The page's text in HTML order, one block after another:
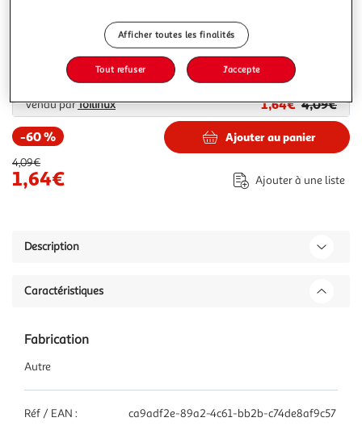
Livr. ou retrait dès 5/6 jours
A partir de 4,35€
Plus d'options
Vendu parToilinux 1,64€ 4,09€
-60 %
4,09€
1,64€
Ajouter au panier
Ajouter à une liste
Description
Caractéristiques
Fabrication
Autre
Réf / EAN : ca9adf2e-89a2-4c61-bb2b-c74de8af9c57
Afficher toutes les finalités
Tout refuser J'accepte